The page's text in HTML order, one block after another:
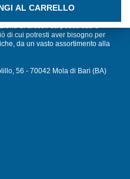
AL CARRELLO
di articoli da pesca sub e
di cui potresti aver bisogno per
da un vasto assortimento alla
56 - 70042 Mola di Bari (BA)